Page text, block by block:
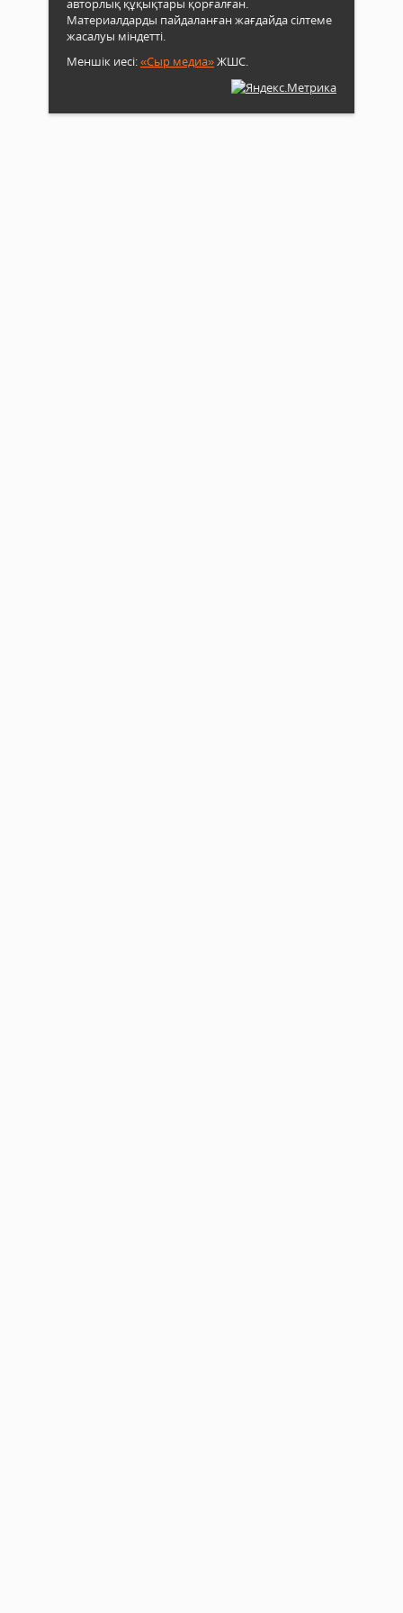
авторлық құқықтары қорғалған.
Материалдарды пайдаланған жағдайда сілтеме
жасалуы міндетті.
Меншік иесі:«Сыр медиа»ЖШС.